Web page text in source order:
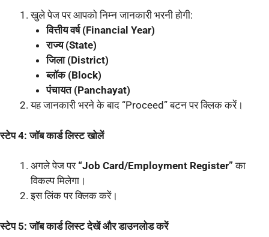
खुले पेज पर आपको निम्न जानकारी भरनी होगी:
वित्तीय वर्ष (Financial Year)
राज्य (State)
जिला (District)
ब्लॉक (Block)
पंचायत (Panchayat)
यह जानकारी भरने के बाद “Proceed” बटन पर क्लिक करें।
स्टेप 4: जॉब कार्ड लिस्ट खोलें
अगले पेज पर “Job Card/Employment Register” का
विकल्प मिलेगा।
इस लिंक पर क्लिक करें।
स्टेप 5: जॉब कार्ड लिस्ट देखें और डाउनलोड करें